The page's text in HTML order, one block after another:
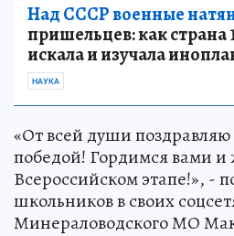
Над СССР военные
пришельцев: как страна
искала и изучала
НАУКА
«От всей души
победой! Гордимся вами
Всероссийском этапе!», -
школьников в своих
Минераловодского МО